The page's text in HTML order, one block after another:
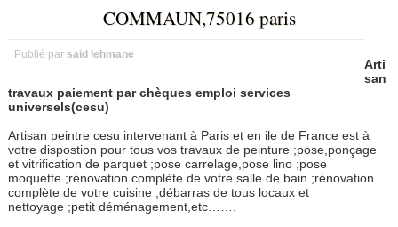
COMMAUN,75016 paris
Publié par said lehmane
Arti
san
travaux paiement par chèques emploi services
universels(cesu)
Artisan peintre cesu intervenant à Paris et en ile de France est à
votre dispostion pour tous vos travaux de peinture ;pose,ponçage
et vitrification de parquet ;pose carrelage,pose lino ;pose
moquette ;rénovation complète de votre salle de bain ;rénovation
complète de votre cuisine ;débarras de tous locaux et
nettoyage ;petit déménagement,etc…….